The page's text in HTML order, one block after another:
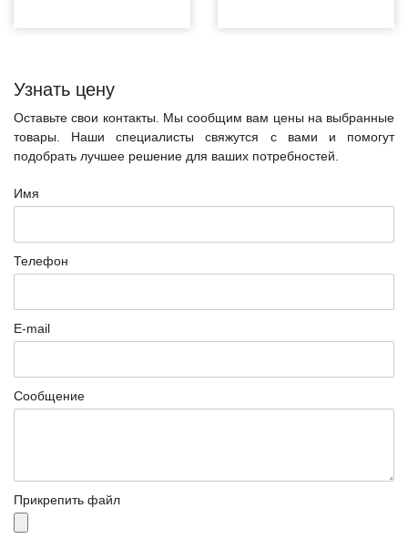
Узнать цену
Оставьте свои контакты. Мы сообщим вам цены на выбранные
товары. Наши специалисты свяжутся с вами и помогут
подобрать лучшее решение для ваших потребностей.
Имя
Телефон
E-mail
Сообщение
Прикрепить файл